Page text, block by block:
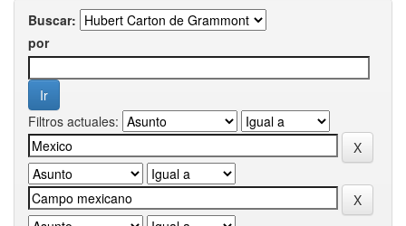
Buscar:
por
Filtros actuales: